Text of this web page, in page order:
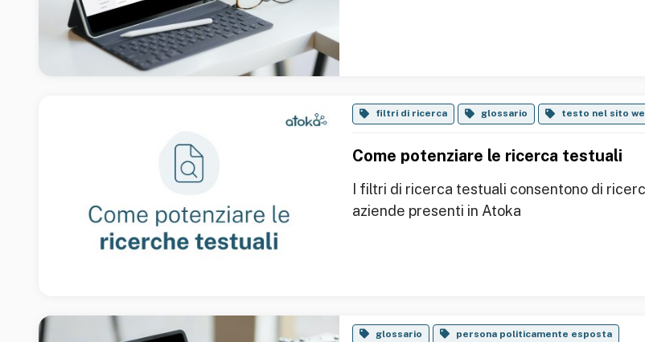
filtri di ricerca glossario testo nel sito
Come potenziare le ricerca testuali
I filtri di ricerca testuali consentono di
aziende presenti in Atoka
glossario persona politicamente esposta